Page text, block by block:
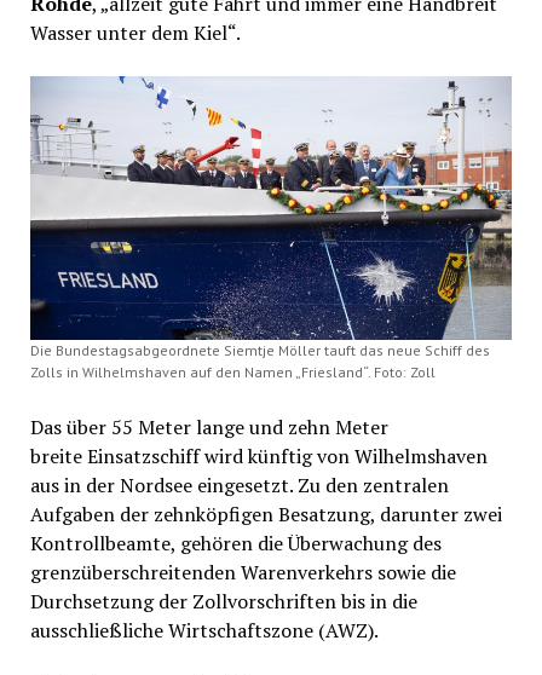
Wasser unter dem Kiel“.
Die Bundestagsabgeordnete Siemtje Möller tauft das neue Schiff des
Zolls in Wilhelmshaven auf den Namen „Friesland“. Foto: Zoll
Das über 55 Meter lange und zehn Meter
breite Einsatzschiff wird künftig von Wilhelmshaven
aus in der Nordsee eingesetzt. Zu den zentralen
Aufgaben der zehnköpfigen Besatzung, darunter zwei
Kontrollbeamte, gehören die Überwachung des
grenzüberschreitenden Warenverkehrs sowie die
Durchsetzung der Zollvorschriften bis in die
ausschließliche Wirtschaftszone (AWZ).